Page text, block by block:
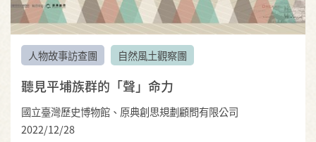
人物故事訪查團 自然風土觀察團
聽見平埔族群的「聲」命力
國立臺灣歷史博物館、原典創思規劃顧問有限公司
2022/12/28